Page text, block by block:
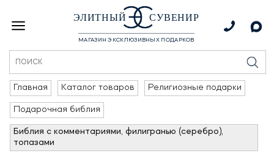
ЭЛИТНЫЙ СУВЕНИР
МАГАЗИН ЭКСКЛЮЗИВНЫХ ПОДАРКОВ
Главная Каталог товаров Религиозные подарки
Подарочная библия
Библия с комментариями, филигранью (серебро),
топазами